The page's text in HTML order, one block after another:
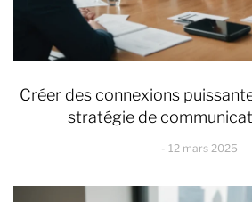
Créer des connexions
stratégie de
12 mars 2025